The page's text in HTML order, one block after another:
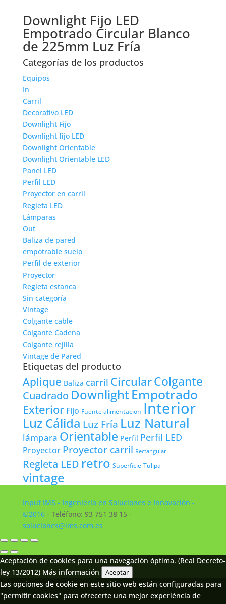
Downlight Fijo LED
Empotrado Circular Blanco
de 225mm Luz Fría
Categorías de los productos
Equipos
In
Carril
Decorativo LED
Downlight Fijo
Downlight fijo LED
Downlight Orientable
Downlight Orientable LED
Panel LED
Perfil LED
Proyector en carril
Regleta LED
Lámparas
Out
Baliza de pared
empotrable suelo
Perfil de exterior
Proyector
Regleta estanca
Sin categoría
Vintage
Colgante cable
Colgante Cadena
Colgante rejilla
Vintage de Pared
Etiquetas del producto
Aplique Baliza carril CircularColgante
Cuadrado DownlightEmpotrado
Exterior Fijo Fuente alimentacion Interior
Luz Cálida Luz Fría Luz Natural
lámpara Orientable Perfil Perfil LED
Proyector Proyector carril Rectangular
Regleta LED retro Superficie Tulipa
vintage
Input IMS - Ingeniería en Soluciones e Innovación -
©2016- Teléfono: 93 751 38 15 -
soluciones@ims.com.es
Aceptación de cookies para una navegación óptima. (Real Decreto-
ley 13/2012) Más información Aceptar
Las opciones de cookie en este sitio web están configuradas para
"permitir cookies" para ofrecerte una mejor experiéncia de